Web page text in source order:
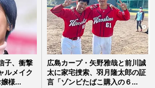
子、衝撃
ルメイク
様...
広島カープ・矢野雅哉と前川誠
太に家宅捜索、羽月隆太郎の証
言「ゾンビたばこ購入の６...